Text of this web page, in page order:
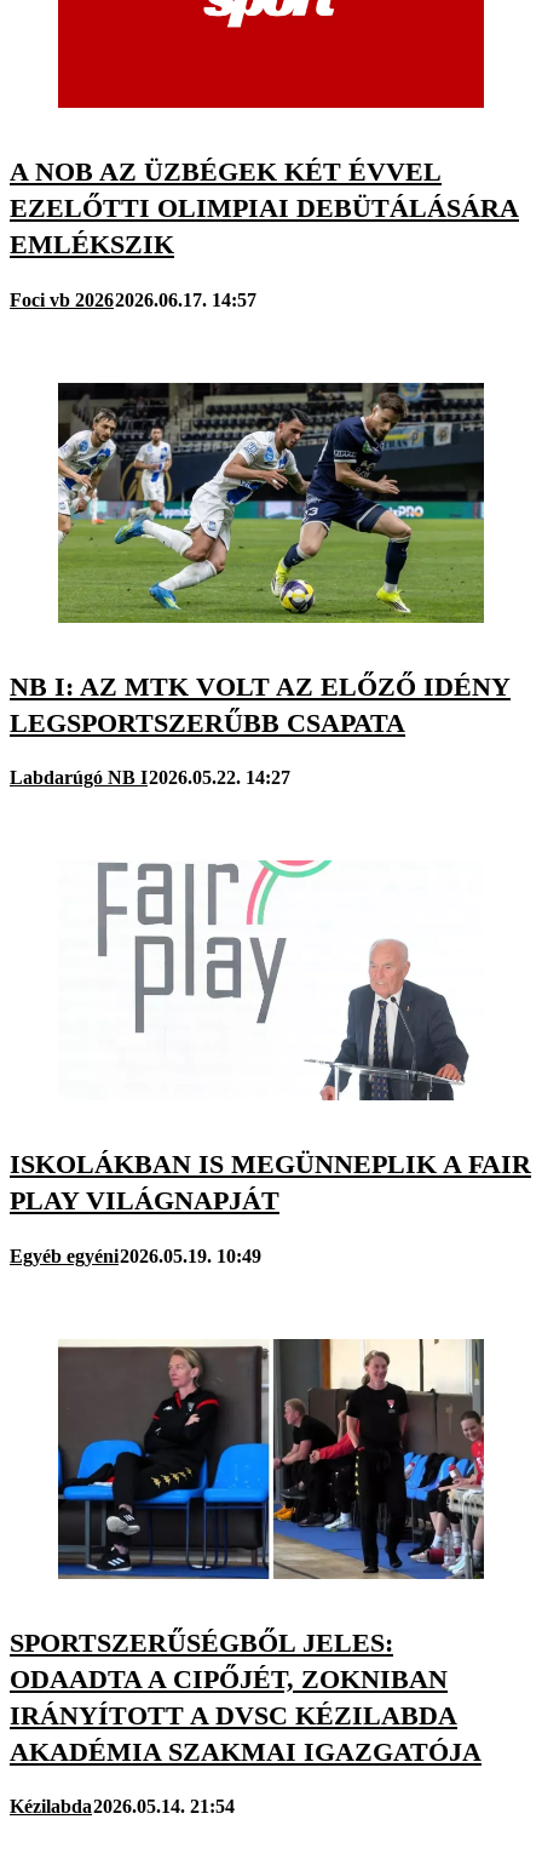
A NOB AZ ÜZBÉGEK KÉT ÉVVEL
EZELŐTTI OLIMPIAI DEBÜTÁLÁSÁRA
EMLÉKSZIK
Foci vb 20262026.06.17. 14:57
NB I: AZ MTK VOLT AZ ELŐZŐ IDÉNY
LEGSPORTSZERŰBB CSAPATA
Labdarúgó NB I2026.05.22. 14:27
ISKOLÁKBAN IS MEGÜNNEPLIK A FAIR
PLAY VILÁGNAPJÁT
Egyéb egyéni2026.05.19. 10:49
SPORTSZERŰSÉGBŐL JELES:
ODAADTA A CIPŐJÉT, ZOKNIBAN
IRÁNYÍTOTT A DVSC KÉZILABDA
AKADÉMIA SZAKMAI IGAZGATÓJA
Kézilabda2026.05.14. 21:54